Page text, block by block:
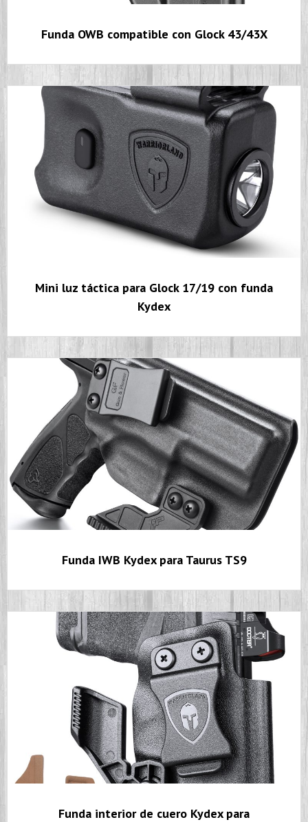
Funda OWB compatible con Glock 43/43X
Mini luz táctica para Glock 17/19 con funda
Kydex
Funda IWB Kydex para Taurus TS9
Funda interior de cuero Kydex para